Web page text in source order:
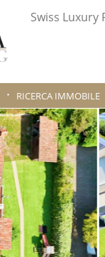
Swiss Luxury
RICERCA IMMOBILE